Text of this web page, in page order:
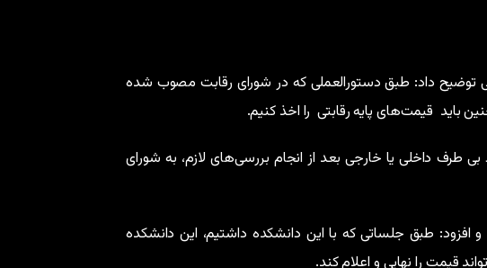
توضیح داد: طبق دستورالعملی که در شورای رقابت مصوب شده
قیمت‌های پایه رقابتی را اخذ کنیم.
داخلی یا خارجی بعد از انجام بررسی‌های لازم، به شورای
طبق جلساتی که با این دانشکده داشتیم، این دانشکده
قیمت را نهایی و اعلام کند.